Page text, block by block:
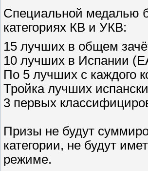
Специальной медалью
категориях КВ и УКВ:
15 лучших в общем
10 лучших в Испании
По 5 лучших с каждого
Тройка лучших
3 первых
Призы не будут
категории, не будут
режиме.